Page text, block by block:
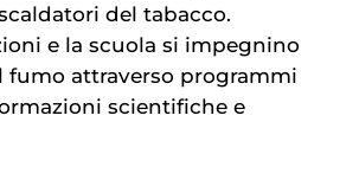
del tabacco.
e la scuola si impegnino
attraverso programmi
scientifiche e